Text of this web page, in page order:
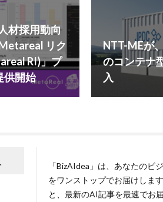
材採用動向
リク
RI)」プ
供開始
NTT-MEが
のコンテナ
入
「BizAIdea」は、あなたのビ
をワンストップでお届けしま
と、最新のAI記事を最速でお